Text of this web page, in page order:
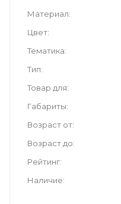
Материал
Цвет
Тематика
Тип
Товар для
Габариты
Возраст от
Возраст до
Рейтинг
Наличие